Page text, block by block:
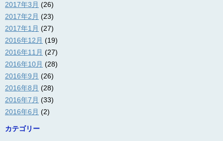
2017年3月 (26)
2017年2月 (23)
2017年1月 (27)
2016年12月 (19)
2016年11月 (27)
2016年10月 (28)
2016年9月 (26)
2016年8月 (28)
2016年7月 (33)
2016年6月 (2)
カテゴリー